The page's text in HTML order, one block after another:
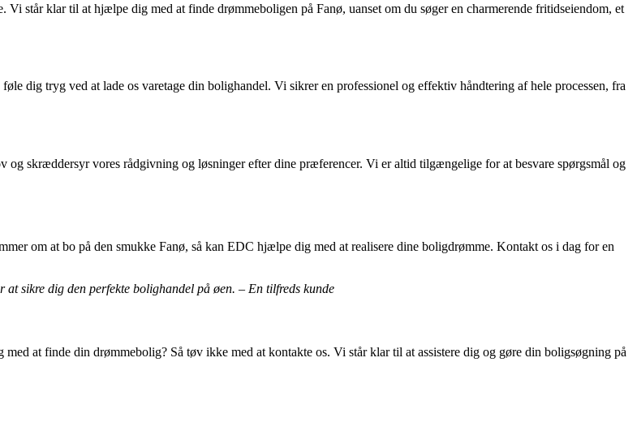
står klar til at hjælpe dig med at finde drømmeboligen på Fanø, uanset om du søger en charmerende fritidseiendom, et
dig tryg ved at lade os varetage din bolighandel. Vi sikrer en professionel og effektiv håndtering af hele processen, fra
skræddersyr vores rådgivning og løsninger efter dine præferencer. Vi er altid tilgængelige for at besvare spørgsmål og
om at bo på den smukke Fanø, så kan EDC hjælpe dig med at realisere dine boligdrømme. Kontakt os i dag for en
sikre dig den perfekte bolighandel på øen. – En tilfreds kunde
at finde din drømmebolig? Så tøv ikke med at kontakte os. Vi står klar til at assistere dig og gøre din boligsøgning på